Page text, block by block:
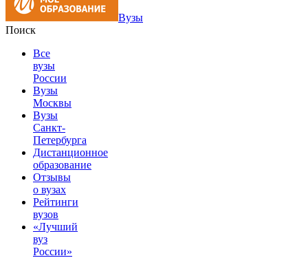
Вузы
Поиск
Все
вузы
России
Вузы
Москвы
Вузы
Санкт-
Петербурга
Дистанционное
образование
Отзывы
о вузах
Рейтинги
вузов
«Лучший
вуз
России»